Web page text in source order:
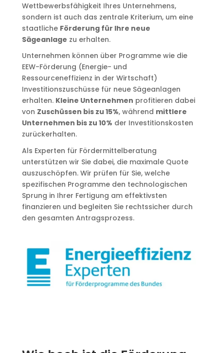
Wettbewerbsfähigkeit Ihres Unternehmens,
sondern ist auch das zentrale Kriterium, um eine
staatliche Förderung für Ihre neue
Sägeanlage zu erhalten.
Unternehmen können über Programme wie die
EEW-Förderung (Energie- und
Ressourceneffizienz in der Wirtschaft)
Investitionszuschüsse für neue Sägeanlagen
erhalten. Kleine Unternehmen profitieren dabei
von Zuschüssen bis zu 15%, während mittlere
Unternehmen bis zu 10% der Investitionskosten
zurückerhalten.
Als Experten für Fördermittelberatung
unterstützen wir Sie dabei, die maximale Quote
auszuschöpfen. Wir prüfen für Sie, welche
spezifischen Programme den technologischen
Sprung in Ihrer Fertigung am effektivsten
finanzieren und begleiten Sie rechtssicher durch
den gesamten Antragsprozess.